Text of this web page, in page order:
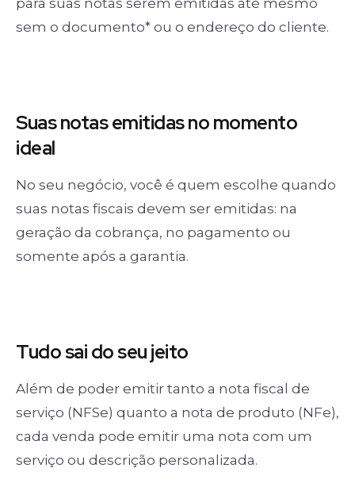
para suas notas serem emitidas até mesmo
sem o documento* ou o endereço do cliente.
Suas notasemitidas no momento
ideal
No seu negócio, você é quem escolhe quando
suas notas fiscais devem ser emitidas: na
geração da cobrança, no pagamento ou
somente após a garantia.
Tudo saido seu jeito
Além de poder emitir tanto a nota fiscal de
serviço (NFSe) quanto a nota de produto (NFe),
cada venda pode emitir uma nota com um
serviço ou descrição personalizada.